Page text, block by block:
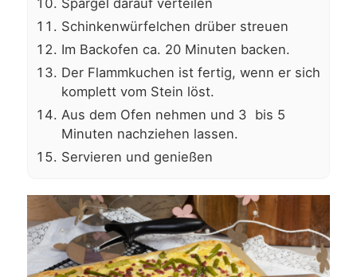
Spargel darauf verteilen
Schinkenwürfelchen drüber streuen
Im Backofen ca. 20 Minuten backen.
Der Flammkuchen ist fertig, wenn er sich
komplett vom Stein löst.
Aus dem Ofen nehmen und 3 bis 5
Minuten nachziehen lassen.
Servieren und genießen